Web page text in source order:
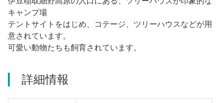
伊東市
南伊豆町
坎南町
合同会社説明会
キャンプ場
テントサイトをはじめ、コテージ、ツリーハウスなどが用
意されています。
可愛い動物たちも飼育されています。
詳細情報